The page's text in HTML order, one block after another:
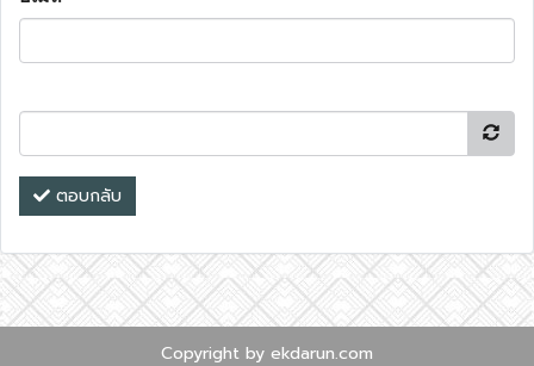
ตอบกลับ
Copyright by ekdarun.com